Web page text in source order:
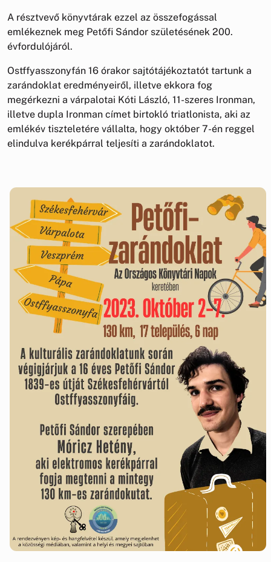
A résztvevő könyvtárak ezzel az összefogással
emlékeznek meg Petőfi Sándor születésének 200.
évfordulójáról.
Ostffyasszonyfán 16 órakor sajtótájékoztatót tartunk a
zarándoklat eredményeiről, illetve ekkora fog
megérkezni a várpalotai Kóti László, 11-szeres Ironman,
illetve dupla Ironman címet birtokló triatlonista, aki az
emlékév tiszteletére vállalta, hogy október 7-én reggel
elindulva kerékpárral teljesíti a zarándoklatot.